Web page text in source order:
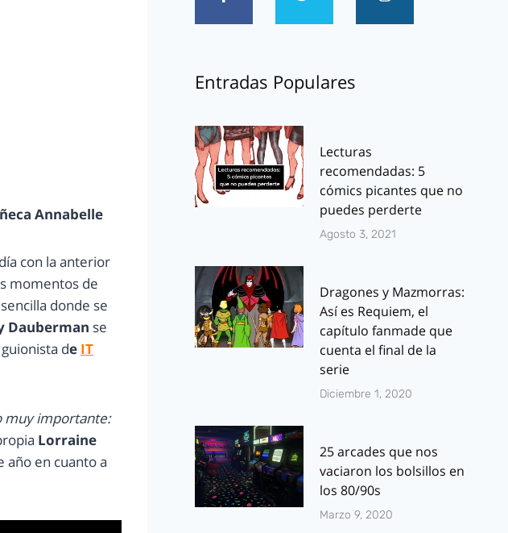
Annabelle
con la anterior
momentos de
donde se
Dauberman se
de IT
muy importante:
Lorraine
año en cuanto a
Entradas Populares
Lecturas
recomendadas: 5
cómics picantes que no
puedes perderte
Agosto 3, 2021
Dragones y Mazmorras:
Así es Requiem, el
capítulo fanmade que
cuenta el final de la
serie
Diciembre 1, 2020
25 arcades que nos
vaciaron los bolsillos en
los 80/90s
Marzo 9, 2020